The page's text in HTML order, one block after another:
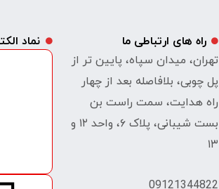
راه های ارتباطی ما
تهران، میدان سپاه، پایین تر از
پل چوبی، بلافاصله بعد از چهار
راه هدایت، سمت راست بن
بست شیبانی، پلاک ۶، واحد ۱۲ و
۱۳
09121344822
نماد